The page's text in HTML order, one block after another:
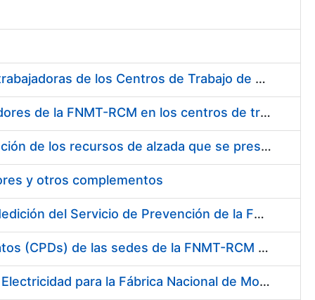
Suministro de Protectores Auditivos a medida para las personas trabajadoras de los Centros de Trabajo de Madrid y Burgos
Suministro de gafas graduadas antiproyecciones para los trabajadores de la FNMT-RCM en los centros de trabajo de Madrid y Burgos
Servicios de una empresa externa para el asesoramiento y resolución de los recursos de alzada que se presentan relacionados con procesos de selección para la FNMT-RCM
y otros complementos
Servicio de Calibración y Verificación Externa de los Equipos de Medición del Servicio de Prevención de la FNMT-RCM
Conexión mediante Fibra Óptica de los Centros de Proceso de Datos (CPDs) de las sedes de la FNMT-RCM de Burgos y Madrid
Contratación de acuerdo marco para el Suministro de Material de Electricidad para la Fábrica Nacional de Moneda y Timbre-Real Casa de la Moneda en su centro de trabajo de Burgos